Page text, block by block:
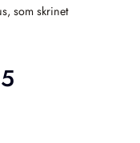
som skrinet